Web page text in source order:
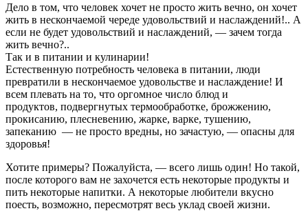
Дело в том, что человек хочет не просто жить вечно, он хочет
жить в нескончаемой череде удовольствий и наслаждений!.. А
если не будет удовольствий и наслаждений, — зачем тогда
жить вечно?..
Так и в питании и кулинарии!
Естественную потребность человека в питании, люди
превратили в нескончаемое удовольстве и наслаждение! И
всем плевать на то, что оргомное число блюд и
продуктов, подвергнутых термообработке, брожжению,
прокисанию, плесневению, жарке, варке, тушению,
запеканию — не просто вредны, но зачастую, — опасны для
здоровья!
Хотите примеры? Пожалуйста, — всего лишь один! Но такой,
после которого вам не захочется есть некоторые продукты и
пить некоторые напитки. А некоторые любители вкусно
поесть, возможно, пересмотрят весь уклад своей жизни.